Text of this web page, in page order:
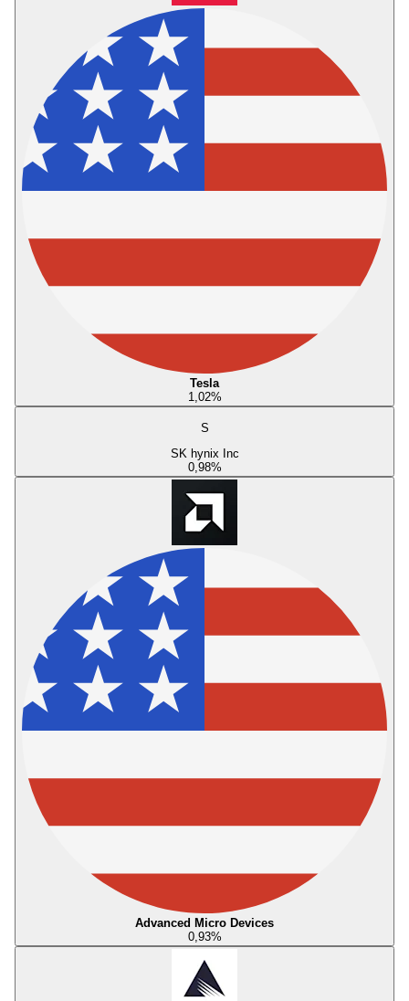
Tesla
1,02%
S
SK hynix Inc
0,98%
Advanced Micro Devices
0,93%